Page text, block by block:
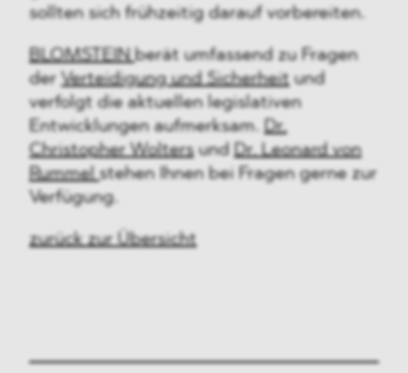
sollten sich frühzeitig darauf vorbereiten.
BLOMSTEINberät umfassend zu Fragen
der Verteidigung und Sicherheitund
verfolgt die aktuellen legislativen
Entwicklungen aufmerksam. Dr.
Christopher Woltersund Dr. Leonard von
Rummelstehen Ihnen bei Fragen gerne zur
Verfügung.
zurück zur Übersicht